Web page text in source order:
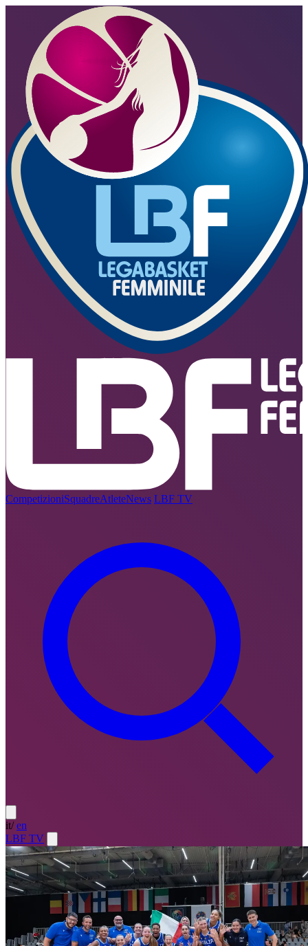
CompetizioniSquadreAtleteNews LBF TV
it/ en
LBF TV